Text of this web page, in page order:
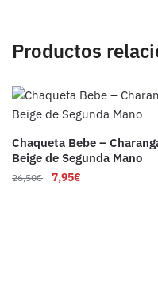
Productos
Chaqueta Bebe –
Beige de Segunda Mano
26,50€ 7,95€